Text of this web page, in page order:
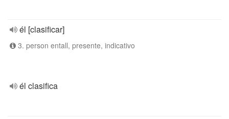
él [clasificar]
3. person entall, presente, indicativo
él clasifica